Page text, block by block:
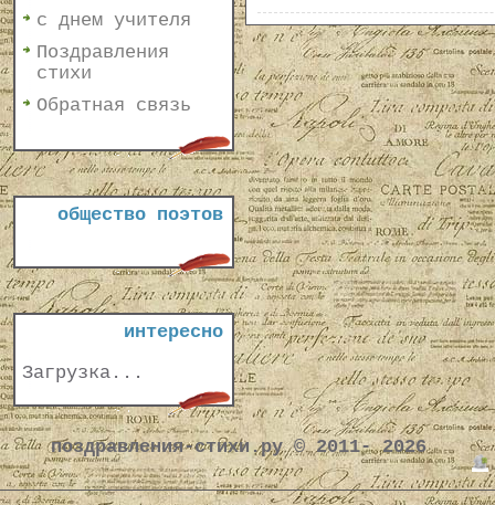
с днем учителя
Поздравления
стихи
Обратная связь
общество поэтов
интересно
Загрузка...
поздравления-стихи.ру © 2011- 2026